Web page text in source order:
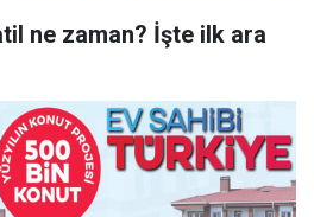
ne zaman? İşte ilk ara